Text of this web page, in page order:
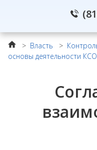
> Власть >
основы деятельности КСО